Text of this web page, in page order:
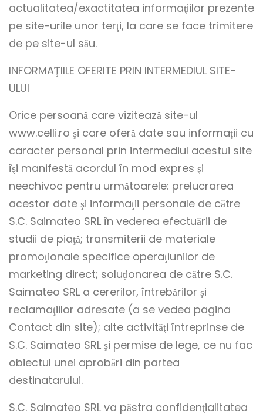
actualitatea/exactitatea informaţiilor prezente
pe site-urile unor terţi, la care se face trimitere
de pe site-ul său.
INFORMAŢIILE OFERITE PRIN INTERMEDIUL SITE-
ULUI
Orice persoană care vizitează site-ul
www.celli.ro şi care oferă date sau informaţii cu
caracter personal prin intermediul acestui site
îşi manifestă acordul în mod expres şi
neechivoc pentru următoarele: prelucrarea
acestor date şi informaţii personale de către
S.C. Saimateo SRL în vederea efectuării de
studii de piaţă; transmiterii de materiale
promoţionale specifice operaţiunilor de
marketing direct; soluţionarea de către S.C.
Saimateo SRL a cererilor, întrebărilor şi
reclamaţiilor adresate (a se vedea pagina
Contact din site); alte activităţi întreprinse de
S.C. Saimateo SRL şi permise de lege, ce nu fac
obiectul unei aprobări din partea
destinatarului.
S.C. Saimateo SRL va păstra confidenţialitatea